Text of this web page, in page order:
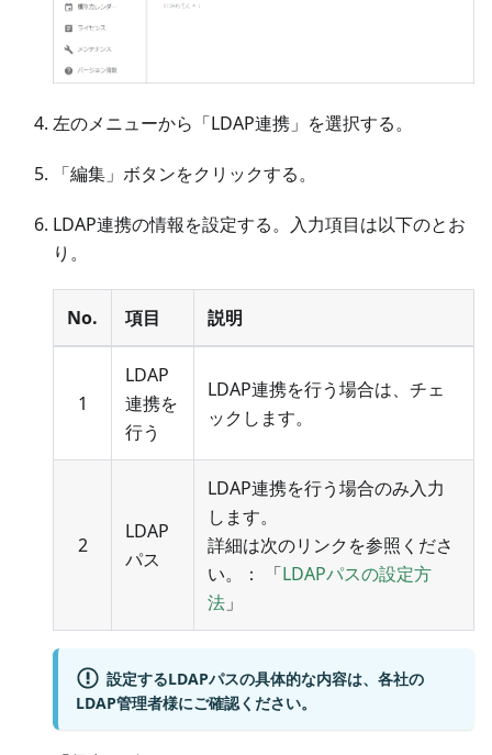
左のメニューから「LDAP連携」を選択する。
「編集」ボタンをクリックする。
LDAP連携の情報を設定する。入力項目は以下のとお
り。
No. 項目 説明
1
LDAP
連携を
行う
LDAP連携を行う場合は、チェ
ックします。
2
LDAP
パス
LDAP連携を行う場合のみ入力
します。
詳細は次のリンクを参照くださ
い。： 「LDAPパスの設定方
法 」
設定するLDAPパスの具体的な内容は、各社の
LDAP管理者様にご確認ください。